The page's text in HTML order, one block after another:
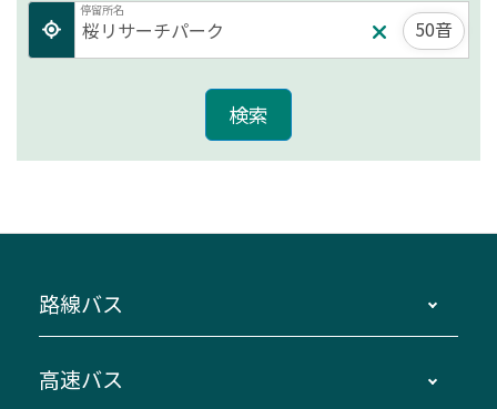
停留所名
50音
路線バス
主要停留所案内図・時刻表
高速バス